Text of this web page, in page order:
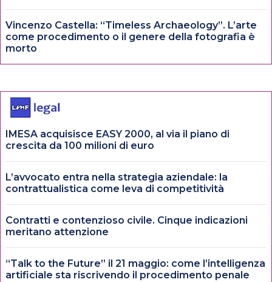
Vincenzo Castella: “Timeless Archaeology”. L’arte
come procedimento o il genere della fotografia è
morto
IMESA acquisisce EASY 2000, al via il piano di
crescita da 100 milioni di euro
L’avvocato entra nella strategia aziendale: la
contrattualistica come leva di competitività
Contratti e contenzioso civile. Cinque indicazioni
meritano attenzione
“Talk to the Future” il 21 maggio: come l’intelligenza
artificiale sta riscrivendo il procedimento penale